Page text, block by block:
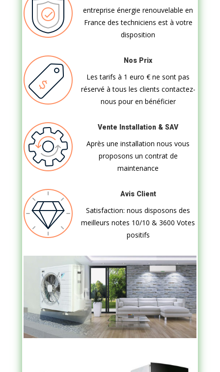
entreprise énergie renouvelable en
France des techniciens est à votre
disposition
Nos Prix
Les tarifs à 1 euro€ ne sont pas
réservé à tous les clients contactez-
nous pour en bénéficier
Vente Installation & SAV
Après une installation nous vous
proposons un contrat de
maintenance
Avis Client
Satisfaction: nous disposons des
meilleurs notes 10/10 & 3600 Votes
positifs